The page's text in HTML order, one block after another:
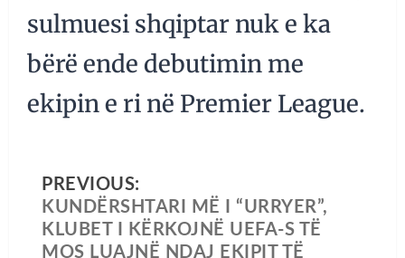
sulmuesi shqiptar nuk e ka
bërë ende debutimin me
ekipin e ri në Premier League.
PREVIOUS:
KUNDËRSHTARI MË I “URRYER”,
KLUBET I KËRKOJNË UEFA-S TË
MOS LUAJNË NDAJ EKIPIT TË